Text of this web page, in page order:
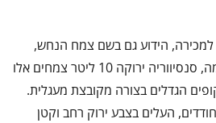
ירוקה 10 ליטר – למכירה, הידוע גם בשם צמח הנחש,
צמח נוי בשל עלווה המרשימה, סנסיווריה ירוקה 10 ליטר צמחים אלו
הגדלים בצורה מקובצת מעגלית.
העלים בצבע ירוק רחב וקטן